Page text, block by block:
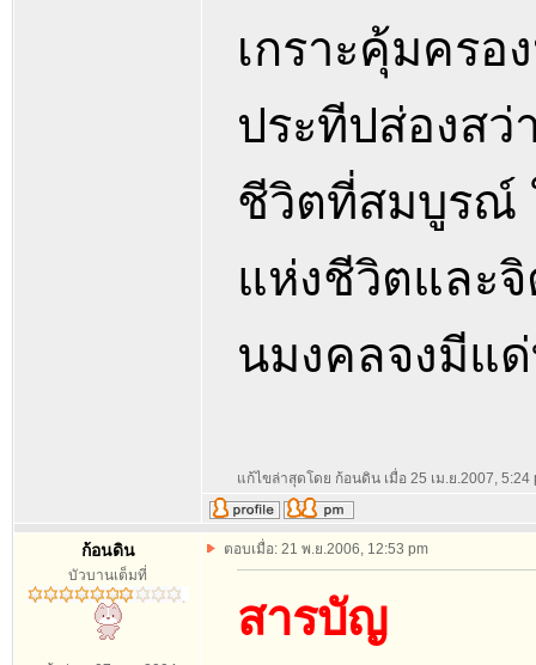
เกราะคุ้มครอ
ประทีปส่องสว่
ชีวิตที่สมบูรณ์
แห่งชีวิตและ
นมงคลจงมีแ
แก้ไขล่าสุดโดย ก้อนดิน เมื่อ 25 เม.ย.2007, 5:24
ก้อนดิน
บัวบานเต็มที่
ตอบเมื่อ: 21 พ.ย.2006, 12:53 pm
สารบัญ